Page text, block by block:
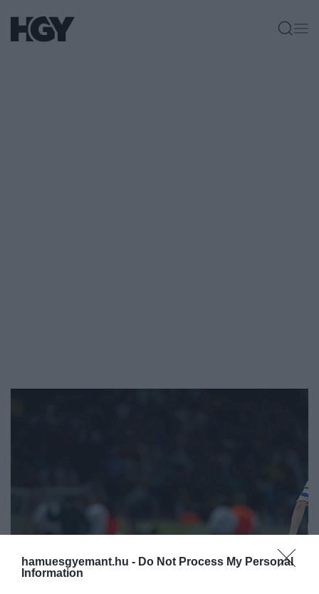
hamuesgyemant.hu - Do Not Process My Personal
Information